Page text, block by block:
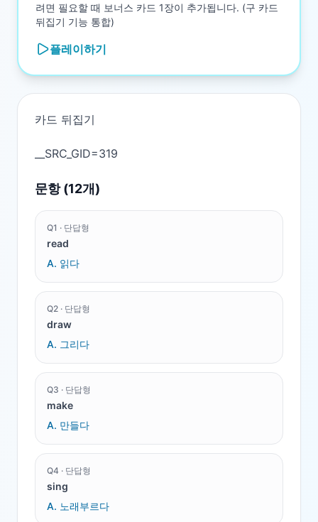
려면 필요할 때 보너스 카드 1장이 추가됩니다. (구 카드
뒤집기 기능 통합)
플레이하기
카드 뒤집기
문항 (12개)
Q1 · 단답형
read
A. 읽다
Q2 · 단답형
draw
A. 그리다
Q3 · 단답형
make
A. 만들다
Q4 · 단답형
sing
A. 노래부르다